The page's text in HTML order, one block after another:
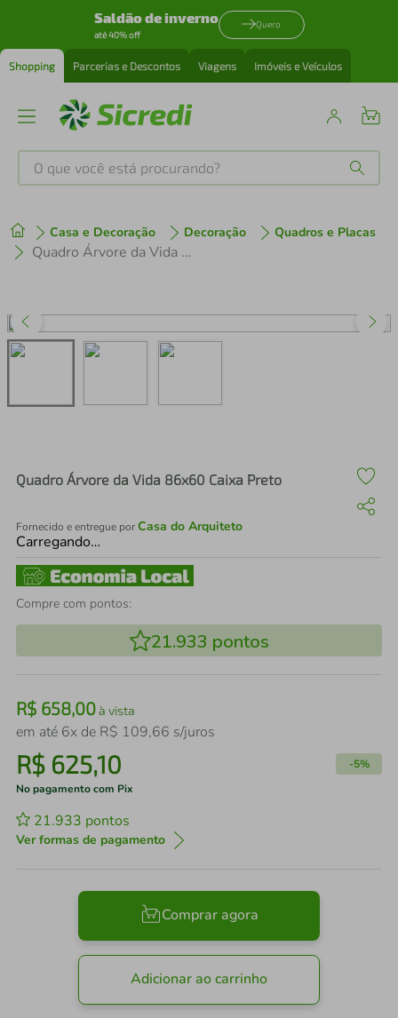
Saldão de inverno
até 40% off
Quero
Shopping Parcerias e Descontos Viagens Imóveis e Veículos
O que você está procurando?
Casa e Decoração Decoração Quadros e Placas
Quadro Árvore da Vida 86x60 Caixa Preto
Quadro Árvore da Vida 86x60 Caixa Preto
Fornecido e entregue porCasa do Arquiteto
Carregando…
Compre com pontos:
21.933 pontos
R$ 658,00à vista
em até 6x de R$ 109,66 s/juros
R$ 625,10 -5%
No pagamento com Pix
21.933 pontos
Ver formas de pagamento
Comprar agora
Adicionar ao carrinho
1º tenis
perfume